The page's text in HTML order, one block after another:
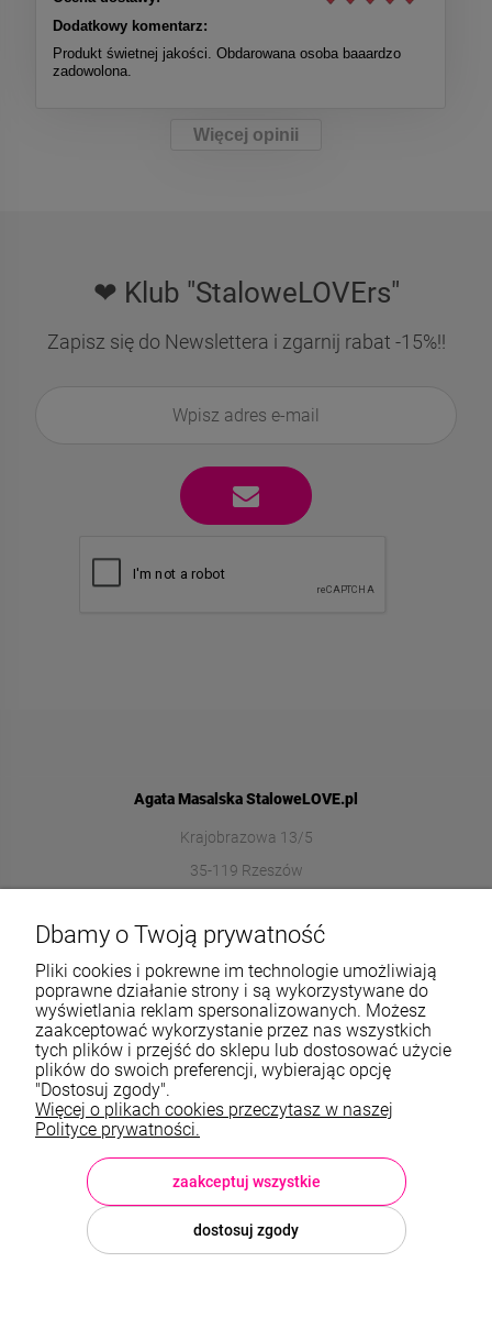
Dodatkowy komentarz:
Produkt świetnej jakości. Obdarowana osoba baaardzo
zadowolona.
Więcej opinii
❤ Klub "StaloweLOVErs"
Zapisz się do Newslettera i zgarnij rabat -15%!!
Agata Masalska StaloweLOVE.pl
Krajobrazowa 13/5
35-119 Rzeszów
572989669
Informacje
O nas
TWOJE KONTO
Sklep: StaloweLOVE, Krajobrazowa 13/5, 35-119 Rzeszów, woj.
podkarpackie, NIP: 8133612433, tel.:572 989 669
sklep@stalowelove.com.pl
Dbamy o Twoją prywatność
Pliki cookies i pokrewne im technologie umożliwiają
poprawne działanie strony i są wykorzystywane do
wyświetlania reklam spersonalizowanych. Możesz
zaakceptować wykorzystanie przez nas wszystkich
tych plików i przejść do sklepu lub dostosować użycie
plików do swoich preferencji, wybierając opcję
"Dostosuj zgody".
Więcej o plikach cookies przeczytasz w naszej
Polityce prywatności.
dostosuj zgody
zaakceptuj wszystkie